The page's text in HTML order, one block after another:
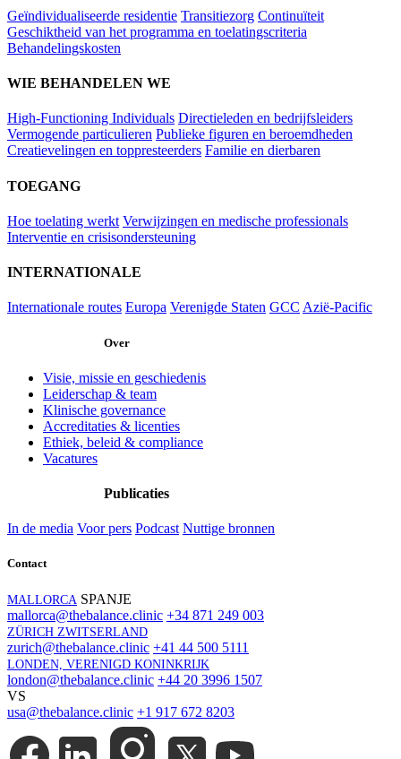
Geïndividualiseerde residentie Transitiezorg Continuïteit
Geschiktheid van het programma en toelatingscriteria
Behandelingskosten
WIE BEHANDELEN WE
High-Functioning Individuals Directieleden en bedrijfsleiders
Vermogende particulieren Publieke figuren en beroemdheden
Creatievelingen en toppresteerders Familie en dierbaren
TOEGANG
Hoe toelating werkt Verwijzingen en medische professionals
Interventie en crisisondersteuning
INTERNATIONALE
Internationale routes Europa Verenigde Staten GCC Azië-Pacific
Over
Visie, missie en geschiedenis
Leiderschap & team
Klinische governance
Accreditaties & licenties
Ethiek, beleid & compliance
Vacatures
Publicaties
In de media Voor pers Podcast Nuttige bronnen
Contact
MALLORCA SPANJE
mallorca@thebalance.clinic +34 871 249 003
ZÜRICH ZWITSERLAND
zurich@thebalance.clinic +41 44 500 5111
LONDEN, VERENIGD KONINKRIJK
london@thebalance.clinic +44 20 3996 1507
VS
usa@thebalance.clinic +1 917 672 8203